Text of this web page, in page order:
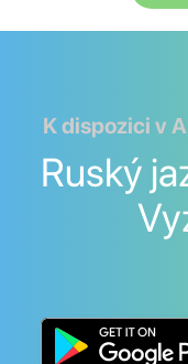
K dispozici v
Ruský